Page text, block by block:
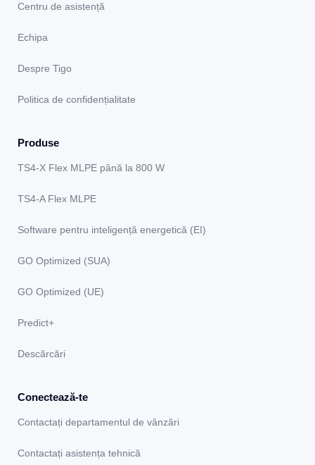
Centru de asistență
Echipa
Despre Tigo
Politica de confidențialitate
Produse
TS4-X Flex MLPE până la 800 W
TS4-A Flex MLPE
Software pentru inteligență energetică (EI)
GO Optimized (SUA)
GO Optimized (UE)
Predict+
Descărcări
Conectează-te
Contactați departamentul de vânzări
Contactați asistența tehnică